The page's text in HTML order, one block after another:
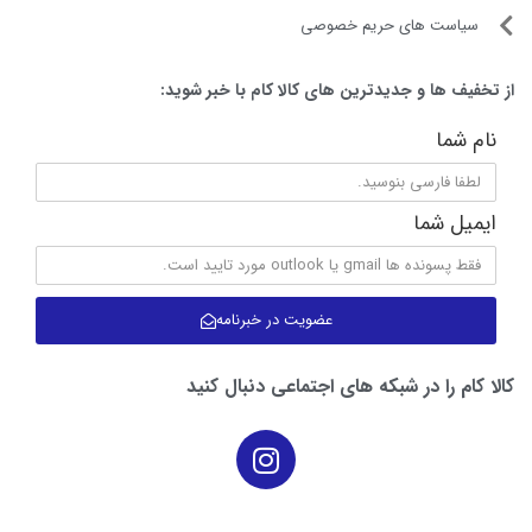
سیاست های حریم خصوصی
از تخفیف ها و جدیدترین های کالا کام با خبر شوید:
نام شما
ایمیل شما
عضویت در خبرنامه
کالا کام را در شبکه های اجتماعی دنبال کنید